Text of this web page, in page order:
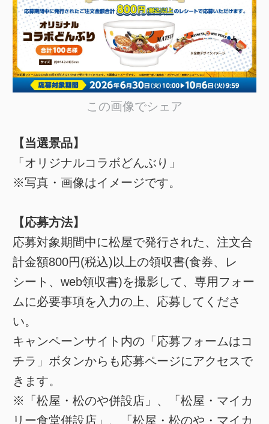
この画像でシェア
【当選景品】
「オリジナルコラボどんぶり」
※写真・画像はイメージです。
【応募方法】
応募対象期間中に松屋で発行された、注文合
計金額800円(税込)以上の領収書(食券、レ
シート、web領収書)を撮影して、専用フォー
ムに必要事項を入力の上、応募してくださ
い。
キャンペーンサイト内の「応募フォームはコ
チラ」ボタンからも応募ページにアクセスで
きます。
※「松屋・松のや併設店」、「松屋・マイカ
リー食堂併設店」、「松屋・松のや・マイカ